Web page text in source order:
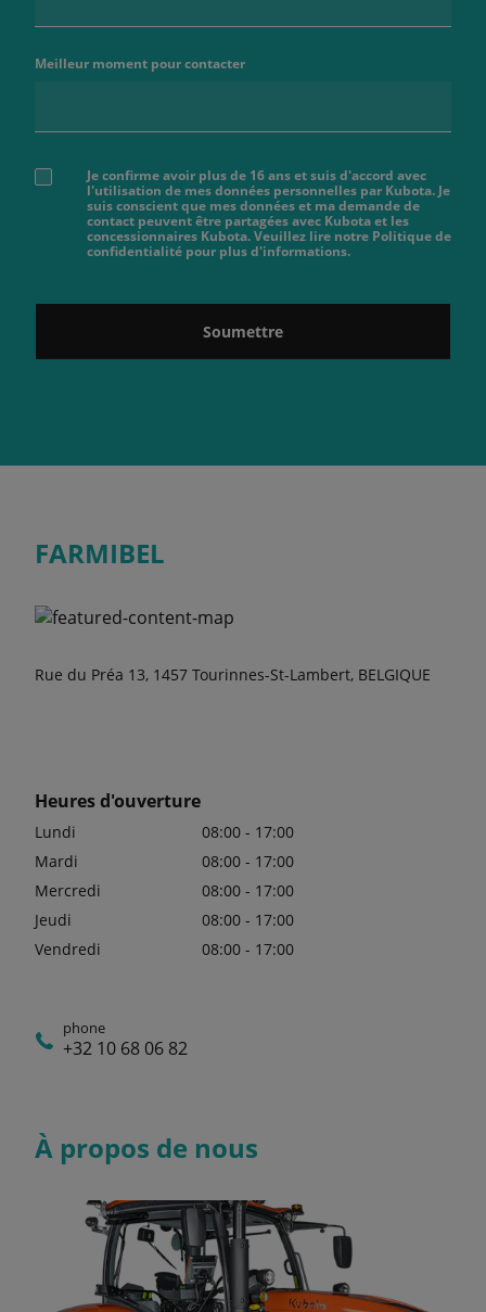
Meilleur moment pour contacter
Je confirme avoir plus de 16 ans et suis d'accord avec
l'utilisation de mes données personnelles par Kubota. Je
suis conscient que mes données et ma demande de
contact peuvent être partagées avec Kubota et les
concessionnaires Kubota. Veuillez lire notre Politique de
confidentialité pour plus d'informations.
Soumettre
FARMIBEL
Rue du Préa 13, 1457 Tourinnes-St-Lambert, BELGIQUE
Heures d'ouverture
Lundi
08:00 - 17:00
Mardi
08:00 - 17:00
Mercredi
08:00 - 17:00
Jeudi
08:00 - 17:00
Vendredi
08:00 - 17:00
phone
+32 10 68 06 82
À propos de nous